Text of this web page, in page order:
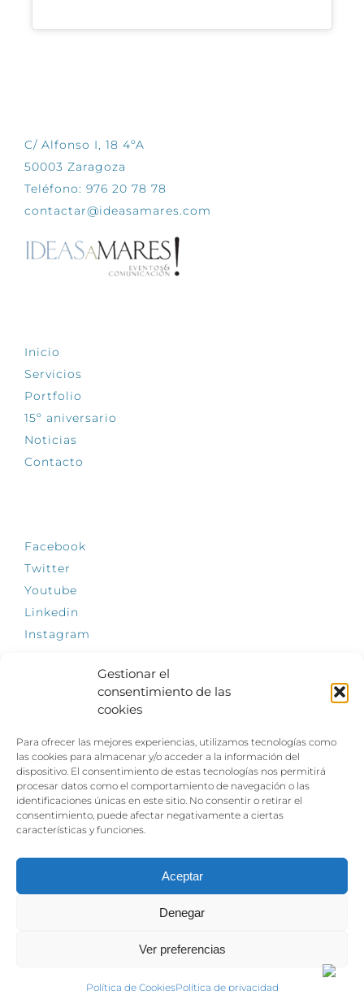
Gestionar el
consentimiento de las
cookies
Para ofrecer las mejores experiencias, utilizamos tecnologías como
las cookies para almacenar y/o acceder a la información del
dispositivo. El consentimiento de estas tecnologías nos permitirá
procesar datos como el comportamiento de navegación o las
identificaciones únicas en este sitio. No consentir o retirar el
consentimiento, puede afectar negativamente a ciertas
características y funciones.
Aceptar
Denegar
Ver preferencias
Política de CookiesPolítica de privacidad
C/ Alfonso I, 18 4ºA
50003 Zaragoza
Teléfono: 976 20 78 78
contactar@ideasamares.com
Inicio
Servicios
Portfolio
15º aniversario
Noticias
Contacto
Facebook
Twitter
Youtube
Linkedin
Instagram
El empleo, la gran llave para una vida
independiente: Fundación Dfa reclama un
impulso decidido a la inclusión laboral de las
personas con discapacidad
Clown, circo y magia: el Jardín de las Artes
de julio con su segundo “Festival